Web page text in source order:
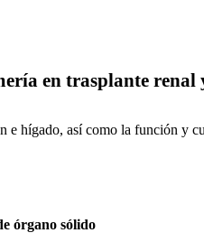
en trasplante renal
hígado, así como la función y
órgano sólido